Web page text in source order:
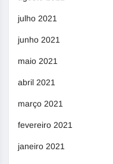
julho 2021
junho 2021
maio 2021
abril 2021
março 2021
fevereiro 2021
janeiro 2021